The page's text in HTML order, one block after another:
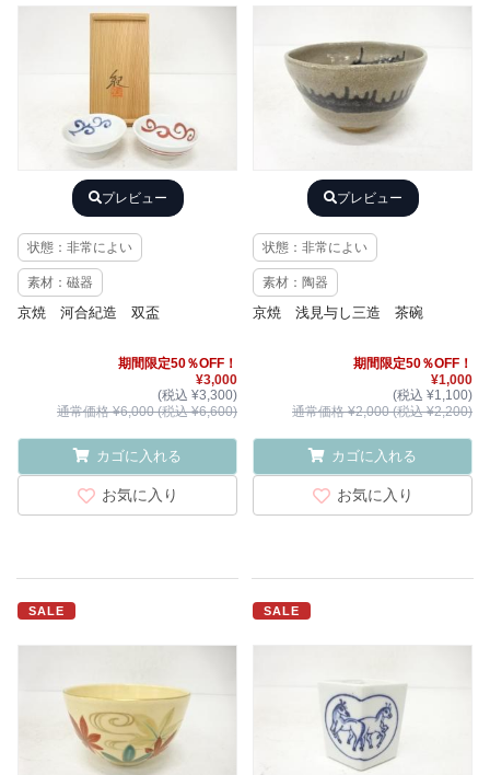
プレビュー
状態：非常によい
素材：磁器
京焼 河合紀造 双盃
期間限定50％OFF！
¥3,000
(税込 ¥3,300)
通常価格 ¥6,000 (税込 ¥6,600)
カゴに入れる
お気に入り
プレビュー
状態：非常によい
素材：陶器
京焼 浅見与し三造 茶碗
期間限定50％OFF！
¥1,000
(税込 ¥1,100)
通常価格 ¥2,000 (税込 ¥2,200)
カゴに入れる
お気に入り
SALE SALE